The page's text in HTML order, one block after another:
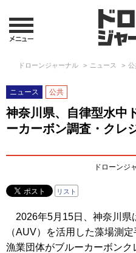
ドローンジャーナル ニュース 公
ニュース 公共
神奈川県、自律型水中
ーカーボン調査・クレ
ドローンジ
リスト
2026年5月15日、神奈川県
（AUV）を活用した藻場測
漁業団体がブルーカーボン